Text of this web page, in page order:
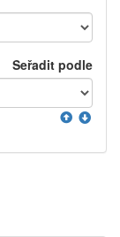
Seřadit podle